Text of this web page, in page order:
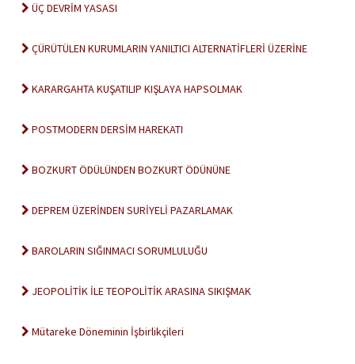
ÜÇ DEVRİM YASASI
ÇÜRÜTÜLEN KURUMLARIN YANILTICI ALTERNATİFLERİ ÜZERİNE
KARARGAHTA KUŞATILIP KIŞLAYA HAPSOLMAK
POSTMODERN DERSİM HAREKATI
BOZKURT ÖDÜLÜNDEN BOZKURT ÖDÜNÜNE
DEPREM ÜZERİNDEN SURİYELİ PAZARLAMAK
BAROLARIN SIĞINMACI SORUMLULUĞU
JEOPOLİTİK İLE TEOPOLİTİK ARASINA SIKIŞMAK
Mütareke Döneminin İşbirlikçileri